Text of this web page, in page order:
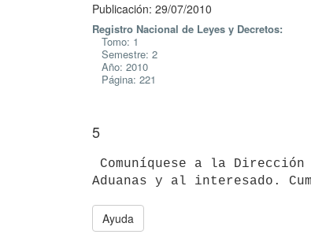
Publicación: 29/07/2010
Registro Nacional de Leyes y Decretos:
Tomo: 1
Semestre: 2
Año: 2010
Página: 221
5
Ayuda